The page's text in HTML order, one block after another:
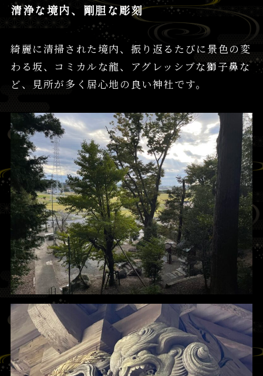
清浄な境内、剛胆な彫刻
綺麗に清掃された境内、振り返るたびに景色の変
わる坂、コミカルな龍、アグレッシブな獅子鼻な
ど、見所が多く居心地の良い神社です。